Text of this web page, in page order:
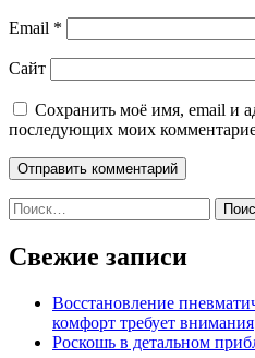
Email *
Сайт
Сохранить моё имя, email и
последующих моих
Найти:
Свежие записи
Восстановление
комфорт требует внимания
Роскошь в детальном